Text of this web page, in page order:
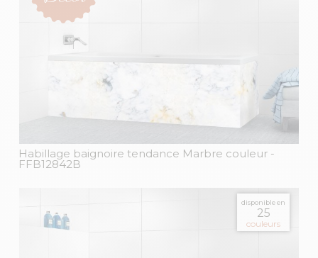
Habillage baignoire tendance Marbre couleur -
FFB12842B
disponible en
25
couleurs